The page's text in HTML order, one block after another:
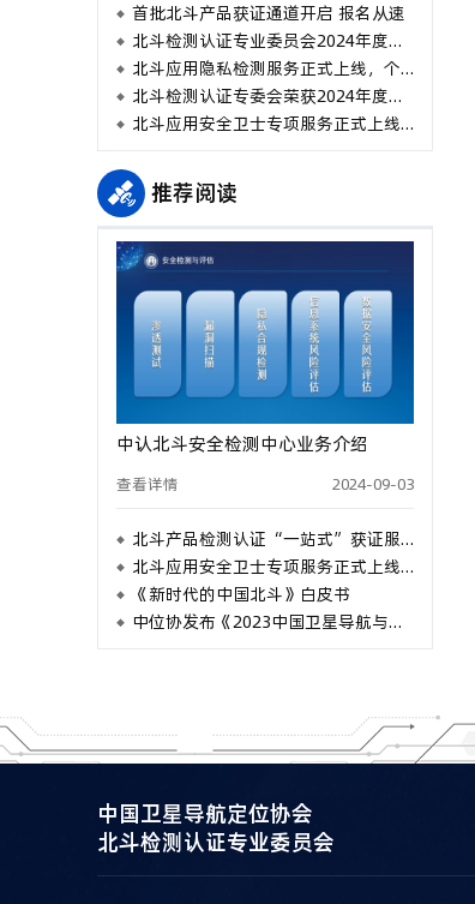
首批北斗产品获证通道开启 报名从速
北斗检测认证专业委员会2024年度工作会议在成都顺利召开
北斗应用隐私检测服务正式上线，个人用户信息我来保护
北斗检测认证专委会荣获2024年度“先进专业委员会”称号
北斗应用安全卫士专项服务正式上线，为北斗应用保驾护航
推荐阅读
中认北斗安全检测中心业务介绍
查看详情 2024-09-03
北斗产品检测认证“一站式”获证服务优势介绍
北斗应用安全卫士专项服务正式上线，为北斗应用保驾护航
《新时代的中国北斗》白皮书
中位协发布《2023中国卫星导航与位置服务产业发展白皮书》
中国卫星导航定位协会
北斗检测认证专业委员会